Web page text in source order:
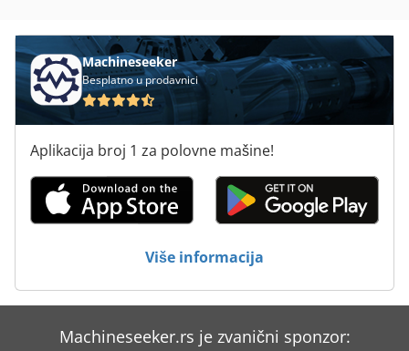
Machineseeker
Besplatno u prodavnici
Aplikacija broj 1 za polovne mašine!
Više informacija
Machineseeker.rs je zvanični sponzor: